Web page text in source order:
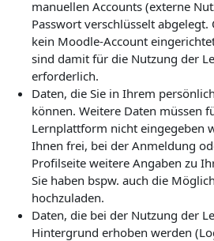
manuellen Accounts (externe
Passwort verschlüsselt abgelegt.
kein Moodle-Account
sind damit für die Nutzung der
erforderlich.
Daten, die Sie in Ihrem
können. Weitere Daten müssen
Lernplattform nicht eingegeben
Ihnen frei, bei der Anmeldung
Profilseite weitere Angaben zu
Sie haben bspw. auch die
hochzuladen.
Daten, die bei der Nutzung der
Hintergrund erhoben werden